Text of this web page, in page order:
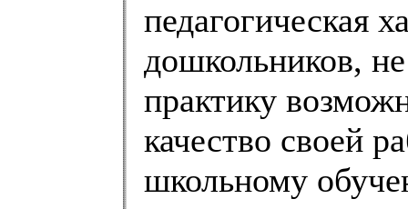
педагогическая
дошкольников,
практику
качество своей
школьному